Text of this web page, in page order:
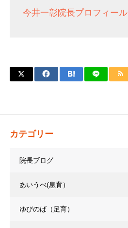
今井一彰院長プロフィール
カテゴリー
院長ブログ
あいうべ(息育）
ゆびのば（足育）